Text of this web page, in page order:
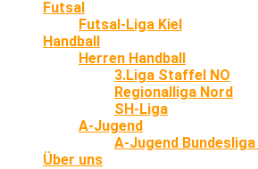
Futsal
Futsal-Liga Kiel
Handball
Herren Handball
3.Liga Staffel NO
Regionalliga Nord
SH-Liga
A-Jugend
A-Jugend Bundesliga
Über uns